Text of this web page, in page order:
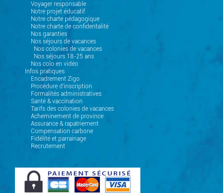
Voyager responsable
Notre projet éducatif
Notre charte pédagogique
Notre charte de confidentalité
Nos garanties
Nos séjours de vacances
Nos colonies de vacances
Nos séjours 18-25 ans
Nos colo en vidéo
Infos pratiques
Encadrement Zigo
Procédure d'inscription
Formalités administratives
Santé & vaccination
Tarifs des colonies de vacances
Acheminement de province
Assurance & rapatriement
Compensation carbone
Fidélité et parrainage
Recrutement